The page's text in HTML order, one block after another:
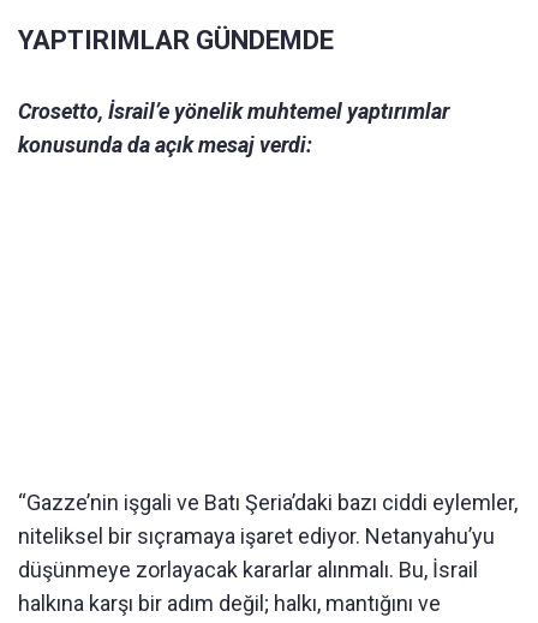
YAPTIRIMLAR GÜNDEMDE
Crosetto, İsrail’e yönelik muhtemel yaptırımlar
konusunda da açık mesaj verdi:
“Gazze’nin işgali ve Batı Şeria’daki bazı ciddi eylemler,
niteliksel bir sıçramaya işaret ediyor. Netanyahu’yu
düşünmeye zorlayacak kararlar alınmalı. Bu, İsrail
halkına karşı bir adım değil; halkı, mantığını ve